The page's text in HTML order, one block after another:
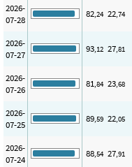
2026-
07-28
82,24 22,74
2026-
07-27
93,12 27,81
2026-
07-26
81,84 23,68
2026-
07-25
89,59 22,05
2026-
07-24
88,54 27,91